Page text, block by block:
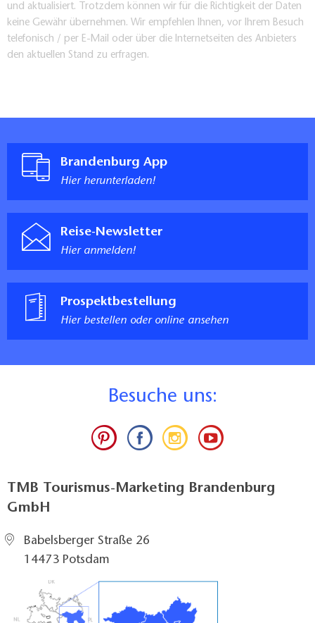
und aktualisiert. Trotzdem können wir für die Richtigkeit der Daten
keine Gewähr übernehmen. Wir empfehlen Ihnen, vor Ihrem Besuch
telefonisch / per E-Mail oder über die Internetseiten des Anbieters
den aktuellen Stand zu erfragen.
Brandenburg App
Hier herunterladen!
Reise-Newsletter
Hier anmelden!
Prospektbestellung
Hier bestellen oder online ansehen
Besuche uns:
TMB Tourismus-Marketing Brandenburg
GmbH
Babelsberger Straße 26
14473 Potsdam